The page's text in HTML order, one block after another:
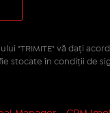
"TRIMITE" vă daţi
stocate în condiţii de